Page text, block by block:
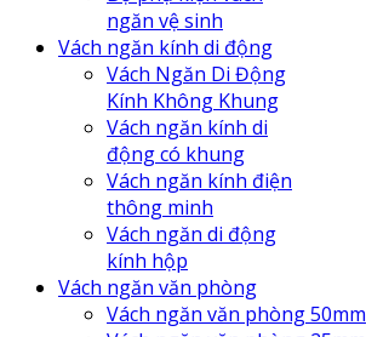
ngăn vệ sinh
Vách ngăn kính di động
Vách Ngăn Di Động
Kính Không Khung
Vách ngăn kính di
động có khung
Vách ngăn kính điện
thông minh
Vách ngăn di động
kính hộp
Vách ngăn văn phòng
Vách ngăn văn phòng 50mm